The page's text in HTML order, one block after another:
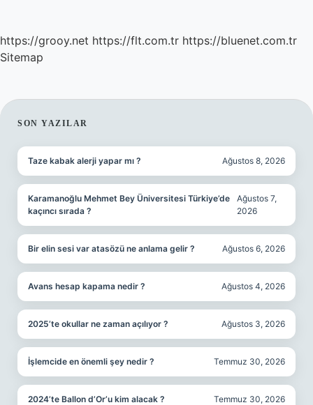
https://grooy.net https://flt.com.tr https://bluenet.com.tr
Sitemap
SIDEBAR
SON YAZILAR
Taze kabak alerji yapar mı ? Ağustos 8, 2026
Karamanoğlu Mehmet Bey Üniversitesi Türkiye’de
kaçıncı sırada ?
Ağustos 7,
2026
Bir elin sesi var atasözü ne anlama gelir ? Ağustos 6, 2026
Avans hesap kapama nedir ? Ağustos 4, 2026
2025’te okullar ne zaman açılıyor ? Ağustos 3, 2026
İşlemcide en önemli şey nedir ? Temmuz 30, 2026
2024’te Ballon d’Or’u kim alacak ? Temmuz 30, 2026